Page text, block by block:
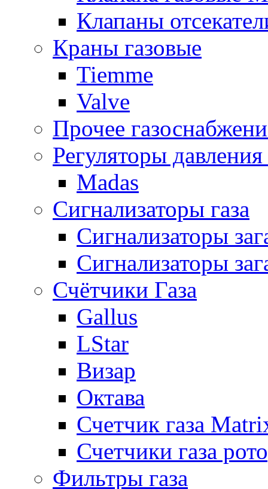
Клапаны
Краны газовые
Tiemme
Valve
Прочее
Регуляторы давления
Madas
Сигнализаторы газа
Сигнализаторы
Сигнализаторы
Счётчики Газа
Gallus
LStar
Визар
Октава
Счетчик газа
Счетчики газа
Фильтры газа